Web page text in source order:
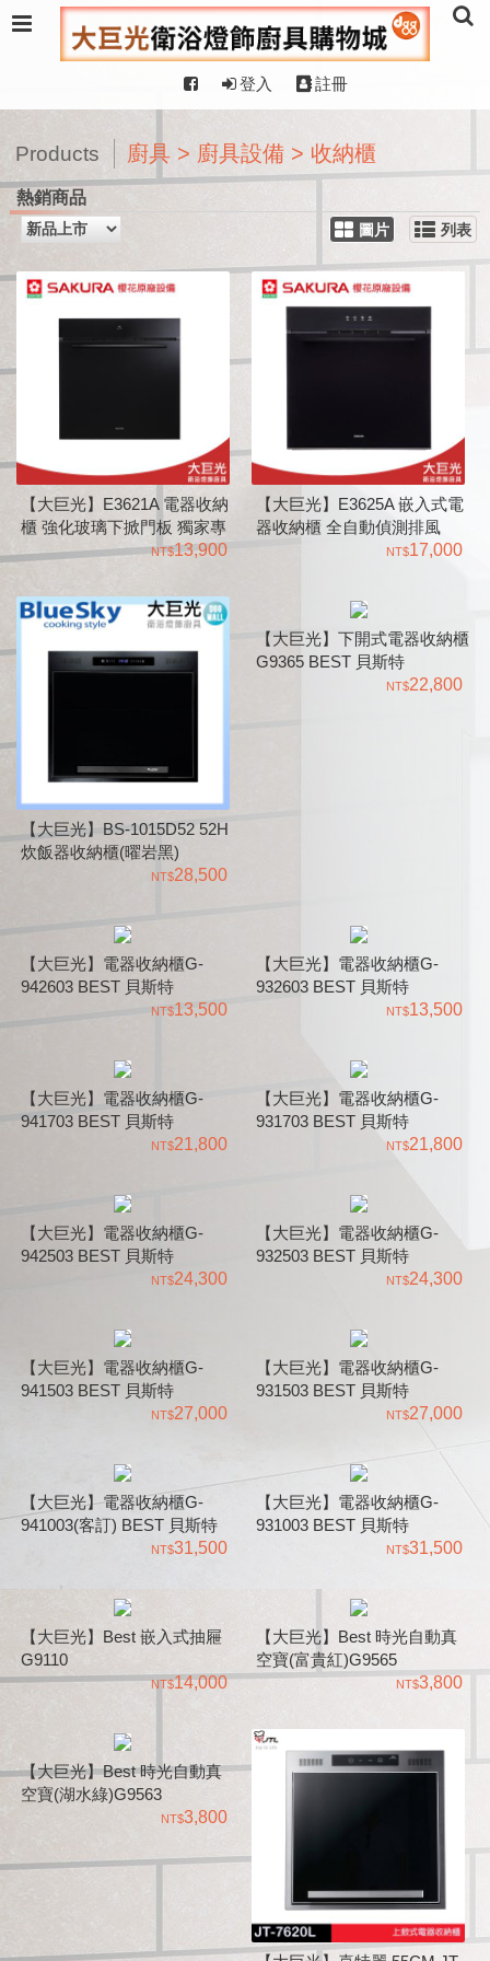
登入 註冊
Products 廚具 > 廚具設備 > 收納櫃
熱銷商品
圖片 列表
【大巨光】E3621A 電器收納
櫃 強化玻璃下掀門板 獨家專
利隱藏出風口
13,900
【大巨光】E3625A 嵌入式電
器收納櫃 全自動偵測排風
17,000
【大巨光】BS-1015D52 52H
炊飯器收納櫃(曜岩黑)
28,500
【大巨光】下開式電器收納櫃
G9365 BEST 貝斯特
22,800
【大巨光】電器收納櫃G-
942603 BEST 貝斯特
13,500
【大巨光】電器收納櫃G-
932603 BEST 貝斯特
13,500
【大巨光】電器收納櫃G-
941703 BEST 貝斯特
21,800
【大巨光】電器收納櫃G-
931703 BEST 貝斯特
21,800
【大巨光】電器收納櫃G-
942503 BEST 貝斯特
24,300
【大巨光】電器收納櫃G-
932503 BEST 貝斯特
24,300
【大巨光】電器收納櫃G-
941503 BEST 貝斯特
27,000
【大巨光】電器收納櫃G-
931503 BEST 貝斯特
27,000
【大巨光】電器收納櫃G-
941003(客訂) BEST 貝斯特
31,500
【大巨光】電器收納櫃G-
931003 BEST 貝斯特
31,500
【大巨光】Best 嵌入式抽屜
G9110
14,000
【大巨光】Best 時光自動真
空寶(富貴紅)G9565
3,800
【大巨光】Best 時光自動真
空寶(湖水綠)G9563
3,800